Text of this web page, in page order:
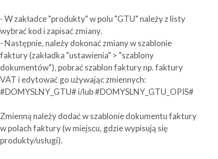
- W zakładce "produkty" w polu "GTU" należy z listy
wybrać kod i zapisać zmiany.
- Następnie, należy dokonać zmiany w szablonie
faktury (zakładka "ustawienia" > "szablony
dokumentów"), pobrać szablon faktury np. faktury
VAT i edytować go używając zmiennych:
#DOMYSLNY_GTU# i/lub #DOMYSLNY_GTU_OPIS#
Zmienną należy dodać w szablonie dokumentu faktury
w polach faktury (w miejscu, gdzie wypisują się
produkty/usługi).